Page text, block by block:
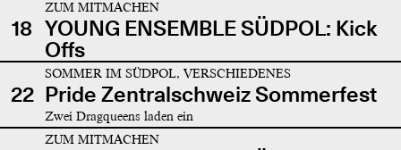
18
ZUM MITMACHEN
YOUNG ENSEMBLE SÜDPOL: Kick
Offs
22
SOMMER IM SÜDPOL, VERSCHIEDENES
Pride Zentralschweiz Sommerfest
Zwei Dragqueens laden ein
ZUM MITMACHEN